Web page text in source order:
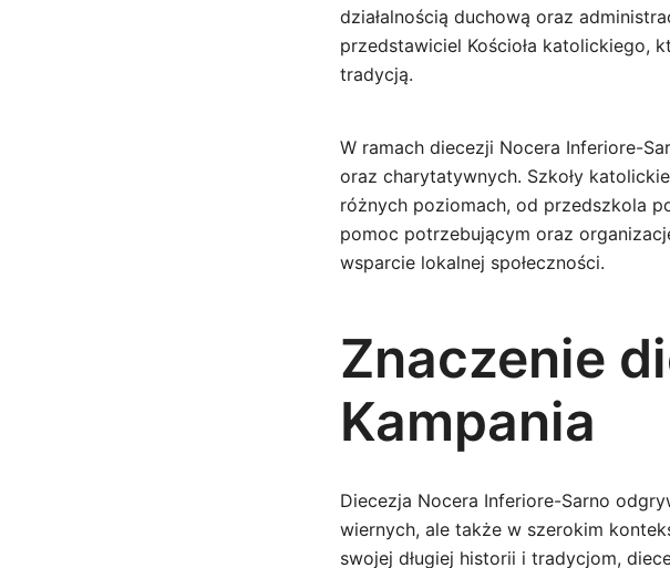
działalnością duchową oraz
przedstawiciel Kościoła katolickiego,
tradycją.
W ramach diecezji Nocera Inferiore-
oraz charytatywnych. Szkoły
różnych poziomach, od przedszkola
pomoc potrzebującym oraz
wsparcie lokalnej społeczności.
Znaczenie
Kampania
Diecezja Nocera Inferiore-Sarno
wiernych, ale także w szerokim
swojej długiej historii i tradycjom,